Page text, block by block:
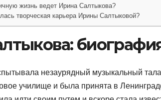
жизнь ведет Ирина Салтыкова?
творческая карьера Ирины Салтыковой?
незаурядный музыкальный
училище и была принята в